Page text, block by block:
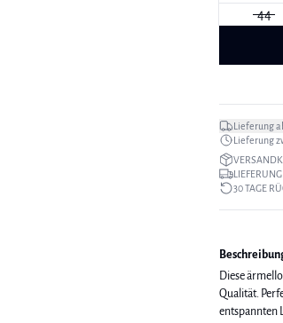
44
Lieferung
Lieferung
30 TAGE
Diese
Qualität.